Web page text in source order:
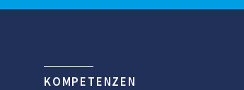
KOMPETENZEN